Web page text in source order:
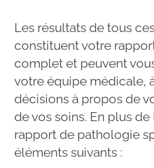
Les résultats de tous
constituent votre
complet et peuvent
votre équipe médicale,
décisions à propos de
de vos soins. En plus de
rapport de pathologie
éléments suivants :